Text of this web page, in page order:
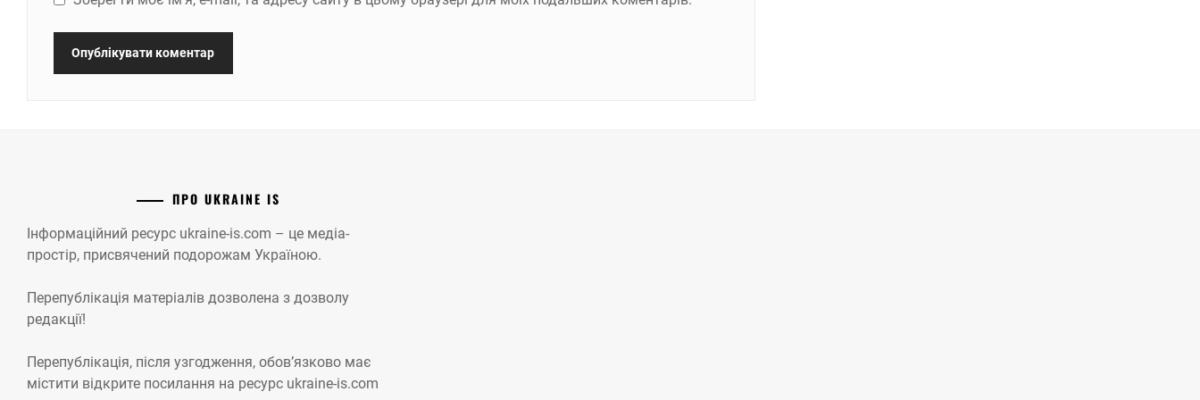
ПРО UKRAINE IS
Інформаційний ресурс ukraine-is.com – це медіа-
простір, присвячений подорожам Україною.
Перепублікація матеріалів дозволена з дозволу
редакції!
Перепублікація, після узгодження, обов’язково має
містити відкрите посилання на ресурс ukraine-is.com